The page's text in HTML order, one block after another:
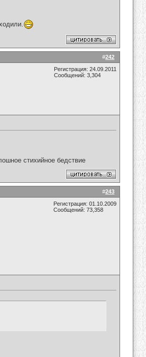
#242
Регистрация: 24.09.2011
Сообщений: 3,304
стихийное бедствие
#243
Регистрация: 01.10.2009
Сообщений: 73,358